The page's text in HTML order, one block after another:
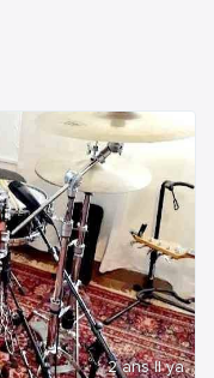
2 ans Il ya